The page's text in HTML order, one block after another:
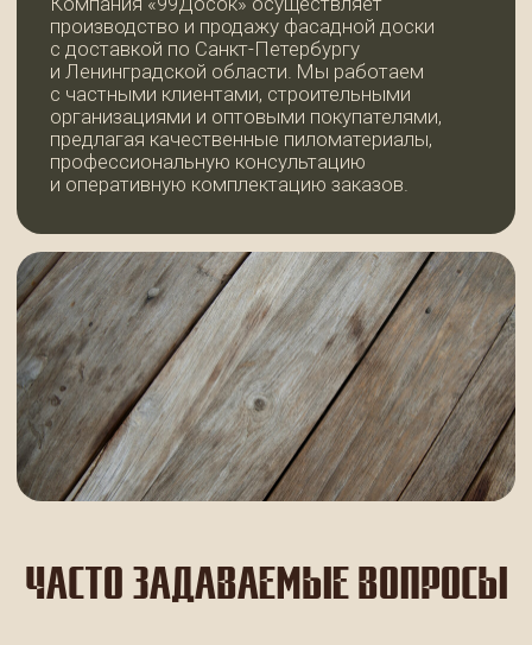
+7
ОСТАЛИСЬ ВОПРОСЫ ИЛИ
НУЖНА ПОМОЩЬ
С ВЫБОРОМ МАТЕРИАЛОВ?
Пожалуйста, оставьте свои контактные
данные в форме ниже — мы перезвоним Вам
в ближайшее время, с радостью ответим
на все вопросы и поможем оформить заказ.
Нажимая кнопку, вы даете согласие
и соглашаетесь с политикой
конфиденциальности.